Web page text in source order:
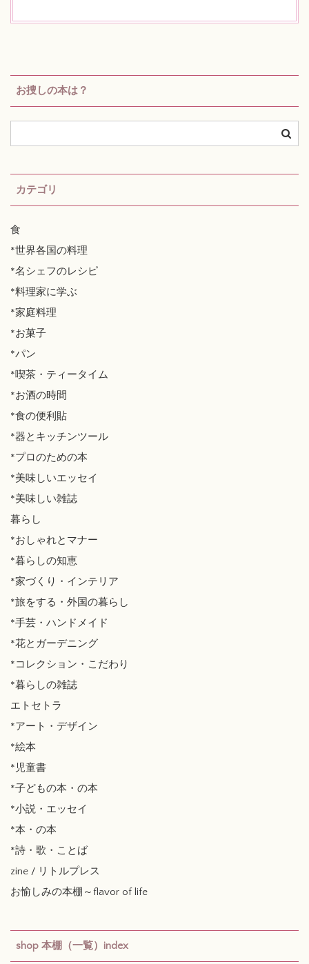
お捜しの本は？
カテゴリ
食
*世界各国の料理
*名シェフのレシピ
*料理家に学ぶ
*家庭料理
*お菓子
*パン
*喫茶・ティータイム
*お酒の時間
*食の便利貼
*器とキッチンツール
*プロのための本
*美味しいエッセイ
*美味しい雑誌
暮らし
*おしゃれとマナー
*暮らしの知恵
*家づくり・インテリア
*旅をする・外国の暮らし
*手芸・ハンドメイド
*花とガーデニング
*コレクション・こだわり
*暮らしの雑誌
エトセトラ
*アート・デザイン
*絵本
*児童書
*子どもの本・の本
*小説・エッセイ
*本・の本
*詩・歌・ことば
zine / リトルプレス
お愉しみの本棚～flavor of life
shop 本棚（一覧）index